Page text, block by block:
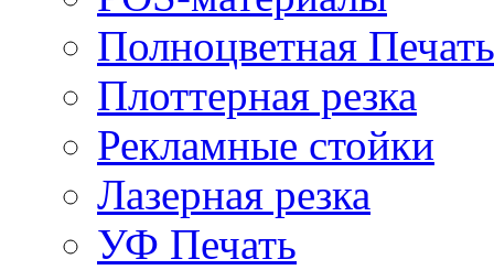
Полноцветная Печать
Плоттерная резка
Рекламные стойки
Лазерная резка
УФ Печать